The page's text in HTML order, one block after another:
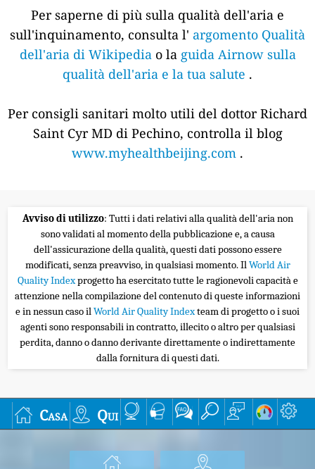
Per saperne di più sulla qualità dell'aria e
sull'inquinamento, consulta l' argomento Qualità
dell'aria di Wikipediao la guida Airnow sulla
qualità dell'aria e la tua salute .
Per consigli sanitari molto utili del dottor Richard
Saint Cyr MD di Pechino, controlla il blog
www.myhealthbeijing.com .
Avviso di utilizzo: Tutti i dati relativi alla qualità dell'aria non
sono validati al momento della pubblicazione e, a causa
dell'assicurazione della qualità, questi dati possono essere
modificati, senza preavviso, in qualsiasi momento. IlWorld Air
Quality Indexprogetto ha esercitato tutte le ragionevoli capacità e
attenzione nella compilazione del contenuto di queste informazioni
e in nessun caso ilWorld Air Quality Indexteam di progetto o i suoi
agenti sono responsabili in contratto, illecito o altro per qualsiasi
perdita, danno o danno derivante direttamente o indirettamente
dalla fornitura di questi dati.
Casa Qui